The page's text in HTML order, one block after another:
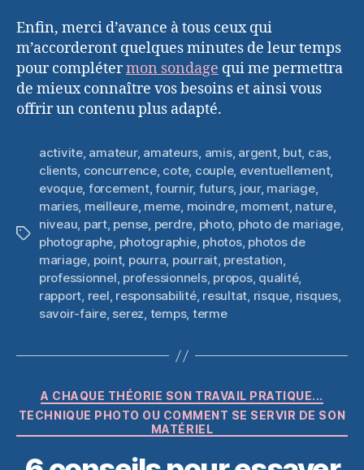
Enfin, merci d’avance à tous ceux qui
m’accorderont quelques minutes de leur temps
pour complétermon sondage qui me permettra
de mieux connaître vos besoins et ainsi vous
offrir un contenu plus adapté.
Étiquettes
activite, amateur, amateurs, amis, argent, but, cas,
clients, concurrence, cote, couple, eventuellement,
evoque, forcement,fournir, futurs, jour, mariage,
maries, meilleure, meme, moindre, moment, nature,
niveau, part, pense, perdre, photo, photo de mariage,
photographe, photographie, photos, photos de
mariage, point, pourra, pourrait, prestation,
professionnel, professionnels, propos, qualité,
rapport, reel, responsabilité, resultat, risque, risques,
savoir-faire, serez, temps, terme
Catégories
A CHAQUE THÉORIE SON TRAVAIL PRATIQUE...
TECHNIQUE PHOTO OU COMMENT SE SERVIR DE SON
MATÉRIEL